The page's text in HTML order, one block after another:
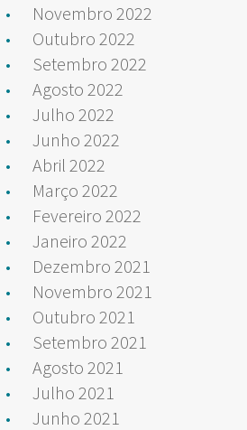
Novembro 2022
Outubro 2022
Setembro 2022
Agosto 2022
Julho 2022
Junho 2022
Abril 2022
Março 2022
Fevereiro 2022
Janeiro 2022
Dezembro 2021
Novembro 2021
Outubro 2021
Setembro 2021
Agosto 2021
Julho 2021
Junho 2021